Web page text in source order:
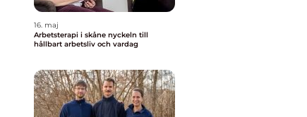
16. maj
Arbetsterapi i skåne nyckeln till
hållbart arbetsliv och vardag